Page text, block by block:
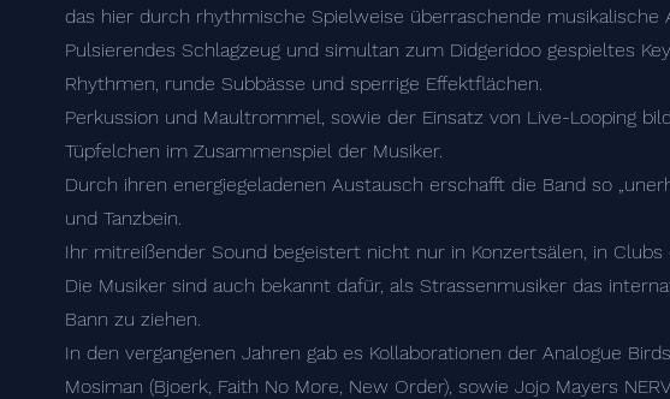
das hier durch rhythmische Spielweise überraschende musikalische
Pulsierendes Schlagzeug und simultan zum Didgeridoo gespieltes
Rhythmen, runde Subbässe und sperrige Effektflächen.
Perkussion und Maultrommel, sowie der Einsatz von Live-Looping
Tüpfelchen im Zusammenspiel der Musiker.
Durch ihren energiegeladenen Austausch erschafft die Band so
und Tanzbein.
Ihr mitreißender Sound begeistert nicht nur in Konzertsälen, in Clubs
Die Musiker sind auch bekannt dafür, als Strassenmusiker das
Bann zu ziehen.
In den vergangenen Jahren gab es Kollaborationen der Analogue
Mosiman (Bjoerk, Faith No More, New Order), sowie Jojo Mayers